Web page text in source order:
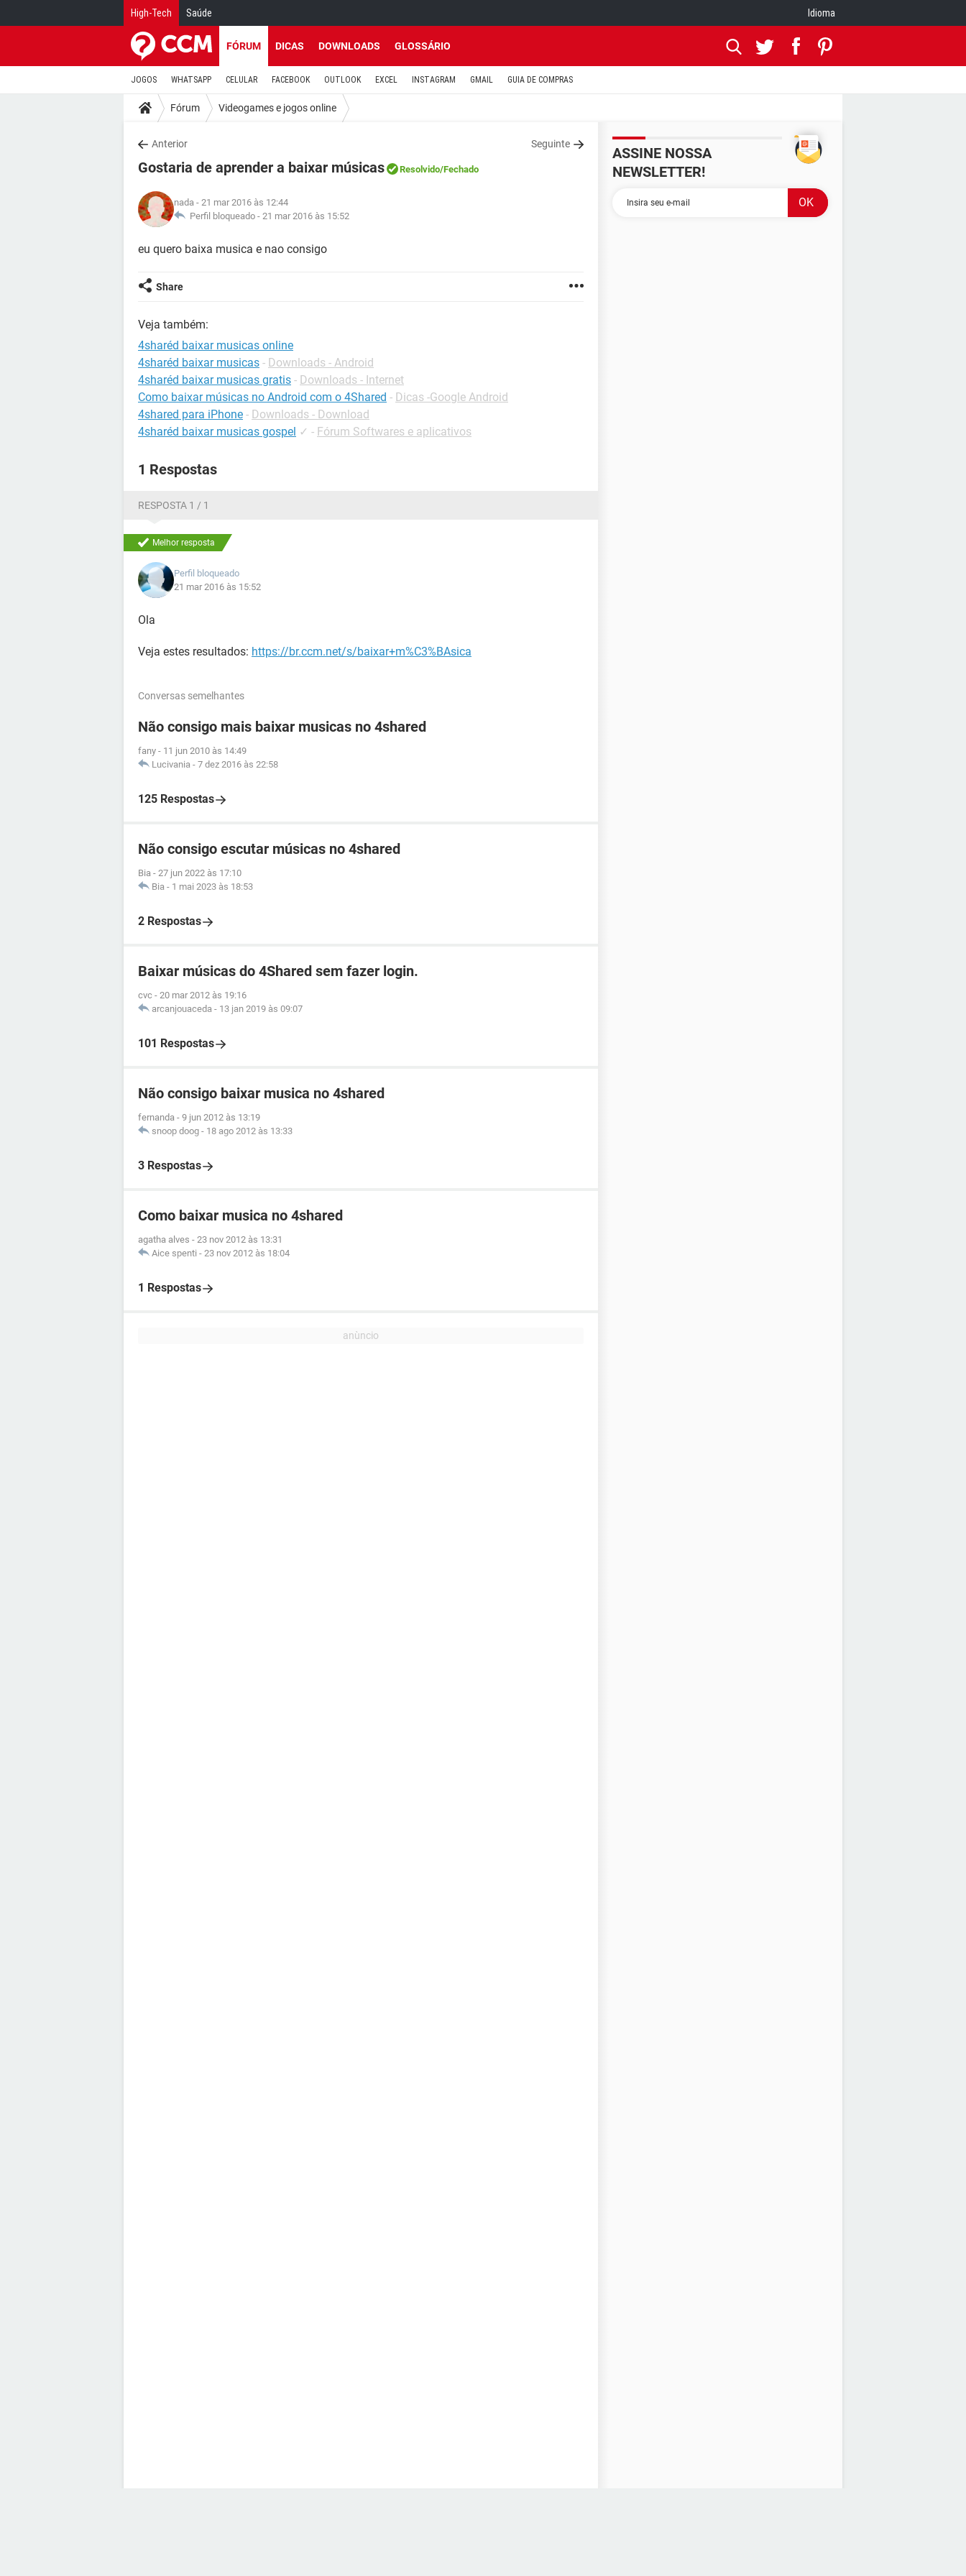
High-Tech Saúde Idioma
FÓRUM DICAS DOWNLOADS GLOSSÁRIO
JOGOS WHATSAPP CELULAR FACEBOOK OUTLOOK EXCEL INSTAGRAM GMAIL GUIA DE COMPRAS
Fórum Videogames e jogos online
Anterior Seguinte
Gostaria de aprender a baixar músicas Resolvido/Fechado
nada - 21 mar 2016 às 12:44
Perfil bloqueado - 21 mar 2016 às 15:52
eu quero baixa musica e nao consigo
Share
Veja também:
4sharéd baixar musicas online
4sharéd baixar musicas - Downloads - Android
4sharéd baixar musicas gratis - Downloads - Internet
Como baixar músicas no Android com o 4Shared - Dicas -Google Android
4shared para iPhone - Downloads - Download
4sharéd baixar musicas gospel ✓ - Fórum Softwares e aplicativos
1 Respostas
RESPOSTA 1 / 1
Melhor resposta
Perfil bloqueado
21 mar 2016 às 15:52
Ola
Veja estes resultados: https://br.ccm.net/s/baixar+m%C3%BAsica
Conversas semelhantes
Não consigo mais baixar musicas no 4shared
fany - 11 jun 2010 às 14:49
Lucivania - 7 dez 2016 às 22:58
125 Respostas
Não consigo escutar músicas no 4shared
Bia - 27 jun 2022 às 17:10
Bia - 1 mai 2023 às 18:53
2 Respostas
Baixar músicas do 4Shared sem fazer login.
cvc - 20 mar 2012 às 19:16
arcanjouaceda - 13 jan 2019 às 09:07
101 Respostas
Não consigo baixar musica no 4shared
fernanda - 9 jun 2012 às 13:19
snoop doog - 18 ago 2012 às 13:33
3 Respostas
Como baixar musica no 4shared
agatha alves - 23 nov 2012 às 13:31
Aice spenti - 23 nov 2012 às 18:04
1 Respostas
ASSINE NOSSA
NEWSLETTER!